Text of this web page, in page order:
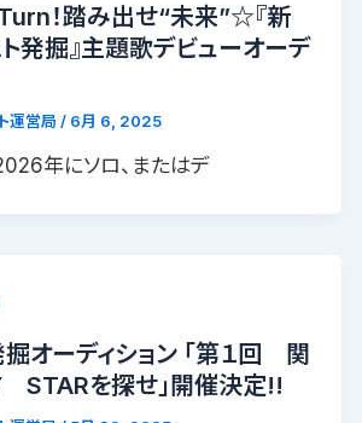
！踏み出せ“未来”☆『新
発掘』主題歌デビューオーデ
運営局 / 6月 6, 2025
年にソロ、またはデ
オーディション 「第１回 関
STARを探せ」開催決定!!